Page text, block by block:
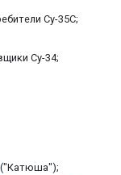
Су-35С;
Су-34;
("Катюша");